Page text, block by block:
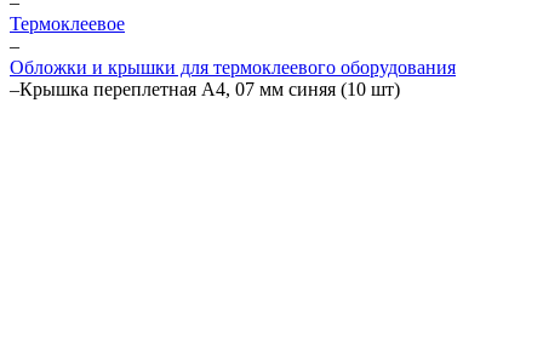
Термоклеевое
–
Обложки и крышки для термоклеевого оборудования
–Крышка переплетная А4, 07 мм синяя (10 шт)